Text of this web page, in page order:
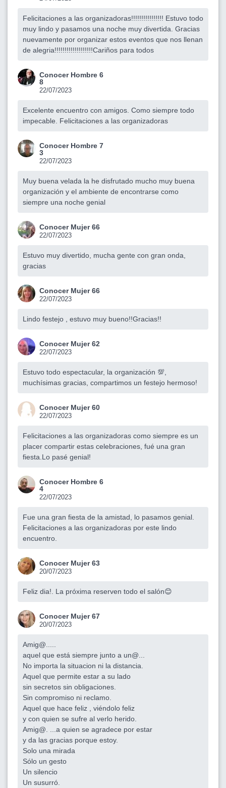
Felicitaciones a las organizadoras!!!!!!!!!!!!!!!! Estuvo todo
muy lindo y pasamos una noche muy divertida. Gracias
nuevamente por organizar estos eventos que nos llenan
de alegria!!!!!!!!!!!!!!!!!!!Cariños para todos
Conocer Hombre 6
8
22/07/2023
Excelente encuentro con amigos. Como siempre todo
impecable. Felicitaciones a las organizadoras
Conocer Hombre 7
3
22/07/2023
Muy buena velada la he disfrutado mucho muy buena
organización y el ambiente de encontrarse como
siempre una noche genial
Conocer Mujer 66
22/07/2023
Estuvo muy divertido, mucha gente con gran onda,
gracias
Conocer Mujer 66
22/07/2023
Lindo festejo , estuvo muy bueno!!Gracias!!
Conocer Mujer 62
22/07/2023
Estuvo todo espectacular, la organización 💯,
muchísimas gracias, compartimos un festejo hermoso!
Conocer Mujer 60
22/07/2023
Felicitaciones a las organizadoras como siempre es un
placer compartir estas celebraciones, fué una gran
fiesta.Lo pasé genial!
Conocer Hombre 6
4
22/07/2023
Fue una gran fiesta de la amistad, lo pasamos genial.
Felicitaciones a las organizadoras por este lindo
encuentro.
Conocer Mujer 63
20/07/2023
Feliz dia!. La próxima reserven todo el salón😊
Conocer Mujer 67
20/07/2023
Amig@.....
aquel que está siempre junto a un@...
No importa la situacion ni la distancia.
Aquel que permite estar a su lado
sin secretos sin obligaciones.
Sin compromiso ni reclamo.
Aquel que hace feliz , viéndolo feliz
y con quien se sufre al verlo herido.
Amig@. ...a quien se agradece por estar
y da las gracias porque estoy.
Solo una mirada
Sólo un gesto
Un silencio
Un susurró.